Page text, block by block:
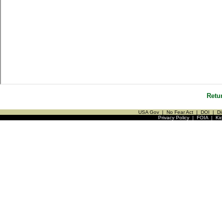
USA Gov | No Fear Act | DOI |
Privacy Policy| FOIA|